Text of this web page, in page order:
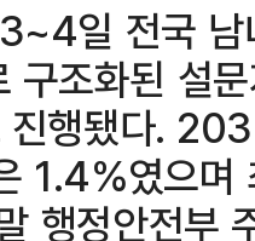
일 전국
구조화된 설
행됐다.
1.4%였으
행정안전부